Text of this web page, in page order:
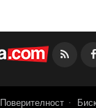
Поверителност